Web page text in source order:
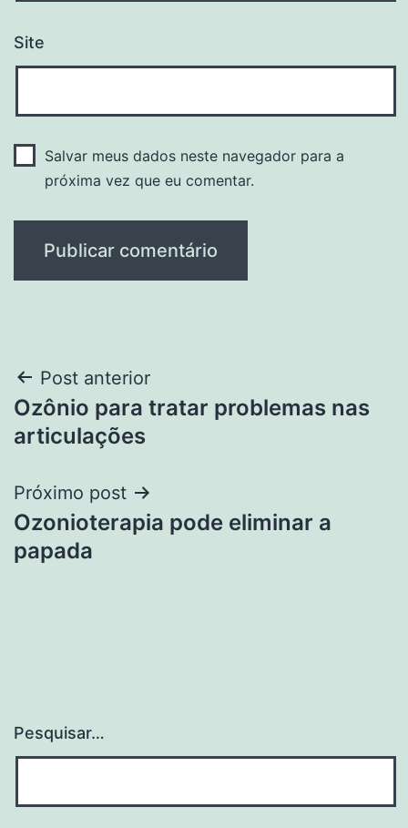
Site
Salvar meus dados neste navegador para a
próxima vez que eu comentar.
Navegação
de
Post anterior
Ozônio para tratar problemas nas
articulações
Próximo post
Ozonioterapia pode eliminar a
papada
Pesquisar…